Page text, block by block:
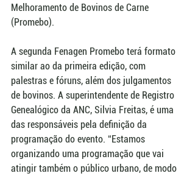
Melhoramento de Bovinos de Carne
(Promebo).
A segunda Fenagen Promebo terá formato
similar ao da primeira edição, com
palestras e fóruns, além dos julgamentos
de bovinos. A superintendente de Registro
Genealógico da ANC, Silvia Freitas, é uma
das responsáveis pela definição da
programação do evento. “Estamos
organizando uma programação que vai
atingir também o público urbano, de modo